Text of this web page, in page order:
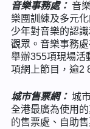
音樂事務處： 音
樂團訓練及多元
少年對音樂的認
觀眾。音樂事務
舉辦355項現場活
項網上節目，逾2
城市售票網： 城
全港最廣為使用
的售票處、自助